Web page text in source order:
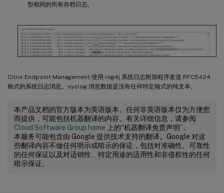
型相同的所有存档日志。
Citrix Endpoint Management 使用 log4j 系统日志附加程序发送 RFC5424
格式的系统日志消息。syslog 消息数据是没有任何特定格式的纯文本。
本产品文档的官方版本为英语版本。任何非英语版本仅为方便您
而提供，可能包括机器翻译的内容。有关详细信息，请参阅
Cloud Software Group home 上的“机器翻译免责声明”。
本服务可能包含由 Google 提供技术支持的翻译。Google 对这
些翻译内容不做任何明示或暗示的保证，包括对准确性、可靠性
的任何保证以及对适销性、特定用途的适用性和非侵权性的任何
暗示保证。